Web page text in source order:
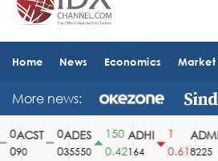
Home News Economics Market
More news:
ACST
90
ADES
35550
150
0.42
ADHI
164
0.61
ADMF
8225